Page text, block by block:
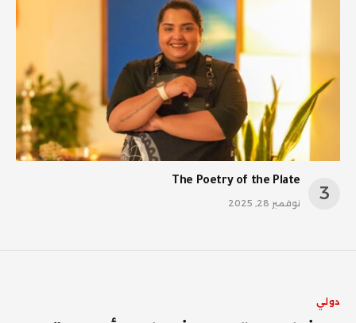
The Poetry of the Plate
نوفمبر 28, 2025
دولي